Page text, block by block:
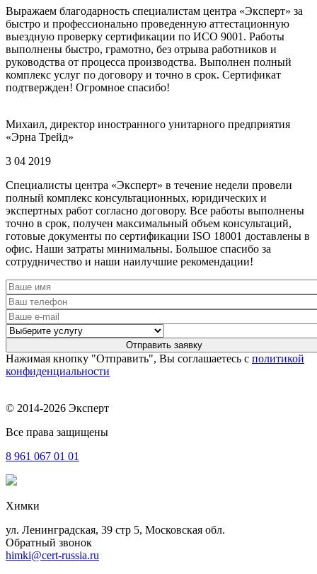
Выражаем благодарность специалистам центра «Эксперт» за
быстро и профессионально проведенную аттестационную
выездную проверку сертификации по ИСО 9001. Работы
выполнены быстро, грамотно, без отрыва работников и
руководства от процесса производства. Выполнен полный
комплекс услуг по договору и точно в срок. Сертификат
подтвержден! Огромное спасибо!
Михаил, директор иностранного унитарного предприятия
«Эрна Трейд»
3 04 2019
Специалисты центра «Эксперт» в течение недели провели
полный комплекс консультационных, юридических и
экспертных работ согласно договору. Все работы выполнены
точно в срок, получен максимальный объем консультаций,
готовые документы по сертификации ISO 18001 доставлены в
офис. Наши затраты минимальны. Большое спасибо за
сотрудничество и наши наилучшие рекомендации!
Нажимая кнопку "Отправить", Вы соглашаетесь с политикой
конфиденциальности
© 2014-2026 Эксперт
Все права защищены
8 961 067 01 01
Химки
ул. Ленинградская, 39 стр 5, Московская обл.
Обратный звонок
himki@cert-russia.ru